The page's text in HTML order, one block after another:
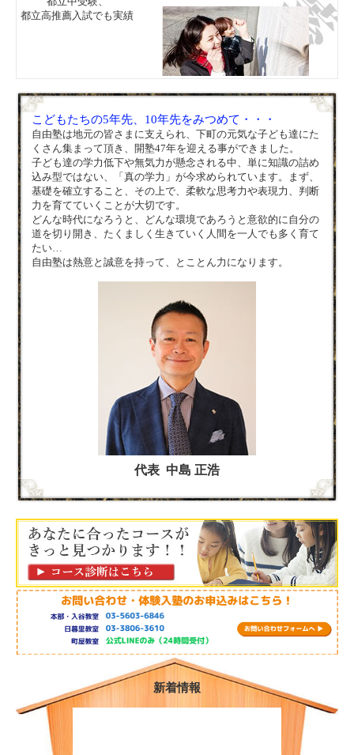
都立高推薦入試でも実績
こどもたちの5年先、10年先をみつめて・・・
自由塾は地元の皆さまに支えられ、下町の元気な子ども達にた
くさん集まって頂き、開塾47年を迎える事ができました。
子ども達の学力低下や無気力が懸念される中、単に知識の詰め
込み型ではない、「真の学力」が今求められています。まず、
基礎を確立すること、その上で、柔軟な思考力や表現力、判断
力を育てていくことが大切です。
どんな時代になろうと、どんな環境であろうと意欲的に自分の
道を切り開き、たくましく生きていく人間を一人でも多く育て
たい…
自由塾は熱意と誠意を持って、とことん力になります。
代表 中島 正浩
新着情報